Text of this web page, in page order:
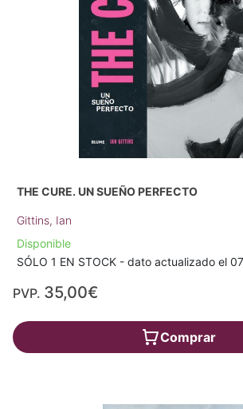
THE CURE. UN SUEÑO PERFECTO
Gittins, Ian
Disponible
SÓLO 1 EN STOCK - dato actualizado el
PVP. 35,00€
Comprar